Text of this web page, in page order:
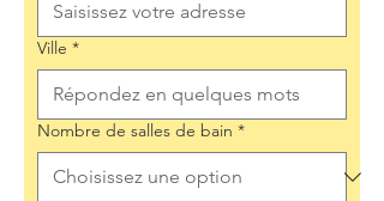
Ville *
Nombre de salles de bain *